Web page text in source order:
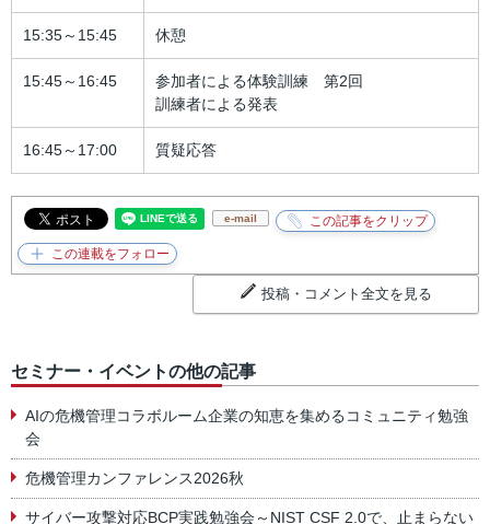
15:35～15:45 休憩
15:45～16:45
参加者による体験訓練 第2回
訓練者による発表
16:45～17:00 質疑応答
e-mail
投稿・コメント全文を見る
セミナー・イベントの他の記事
AIの危機管理コラボルーム企業の知恵を集めるコミュニティ勉強
会
危機管理カンファレンス2026秋
サイバー攻撃対応BCP実践勉強会～NIST CSF 2.0で、止まらない